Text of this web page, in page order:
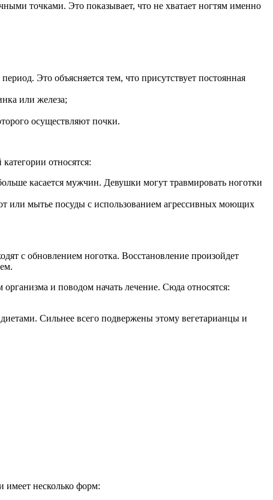
точками. Это показывает, что не хватает ногтям именно
Это объясняется тем, что присутствует постоянная
или железа;
осуществляют почки.
относятся:
касается мужчин. Девушки могут травмировать ноготки
или мытье посуды с использованием агрессивных моющих
с обновлением ноготка. Восстановление произойдет
и поводом начать лечение. Сюда относятся:
Сильнее всего подвержены этому вегетарианцы и
имеет несколько форм: